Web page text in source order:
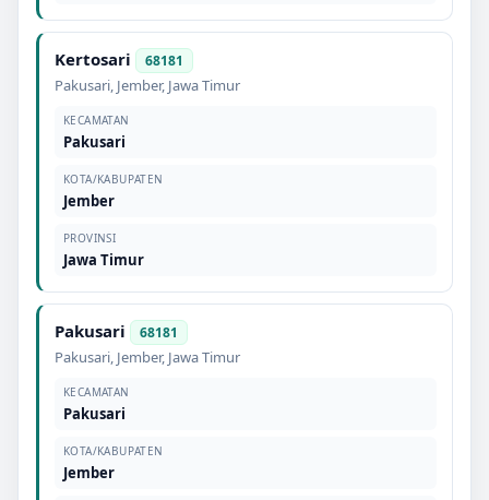
Kertosari 68181
Pakusari, Jember, Jawa Timur
KECAMATAN
Pakusari
KOTA/KABUPATEN
Jember
PROVINSI
Jawa Timur
Pakusari 68181
Pakusari, Jember, Jawa Timur
KECAMATAN
Pakusari
KOTA/KABUPATEN
Jember